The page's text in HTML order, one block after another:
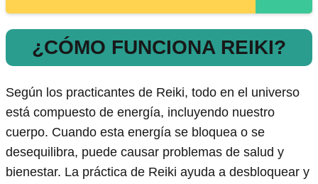
¿CÓMO FUNCIONA REIKI?
Según los practicantes de Reiki, todo en el universo
está compuesto de energía, incluyendo nuestro
cuerpo. Cuando esta energía se bloquea o se
desequilibra, puede causar problemas de salud y
bienestar. La práctica de Reiki ayuda a desbloquear y